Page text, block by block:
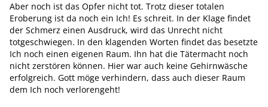
Aber noch ist das Opfer nicht tot. Trotz dieser totalen
Eroberung ist da noch ein Ich! Es schreit. In der Klage findet
der Schmerz einen Ausdruck, wird das Unrecht nicht
totgeschwiegen. In den klagenden Worten findet das besetzte
Ich noch einen eigenen Raum. Ihn hat die Tätermacht noch
nicht zerstören können. Hier war auch keine Gehirnwäsche
erfolgreich. Gott möge verhindern, dass auch dieser Raum
dem Ich noch verlorengeht!